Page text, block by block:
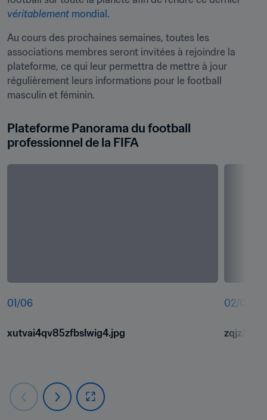
véritablement mondial .
Au cours des prochaines semaines, toutes les
associations membres seront invitées à rejoindre la
plateforme, ce qui leur permettra de mettre à jour
régulièrement leurs informations pour le football
masculin et féminin.
Plateforme Panorama du football
professionnel de la FIFA
01 /06
xutvai4qv85zfbslwig4.jpg
02/06